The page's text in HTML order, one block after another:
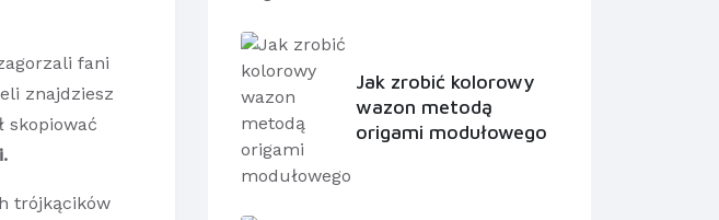
fani
znajdziesz
skopiować
trójkącików
Jak zrobić kolorowy
wazon metodą
origami modułowego